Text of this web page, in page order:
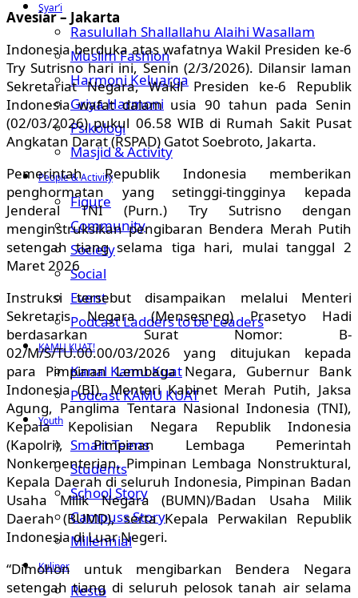
Syar’i
Rasulullah Shallallahu Alaihi Wasallam
Muslim Fashion
Harmoni Keluarga
Griya Harmoni
Psikologi
Masjid & Activity
People & Activity
Figure
Community
Society
Social
Event
Podcast Ladders to be Leaders
KAMU KUAT!
Kanal Kamu Kuat
Podcast KAMU KUAT
Youth
Smart Teens
Students
School Story
Campuss Story
Millennial
Kuliner
Resto
Avesiar – Jakarta
Indonesia berduka atas wafatnya Wakil Presiden ke-6
Try Sutrisno hari ini, Senin (2/3/2026). Dilansir laman
Sekretariat Negara, Wakil Presiden ke-6 Republik
Indonesia wafat dalam usia 90 tahun pada Senin
(02/03/2026) pukul 06.58 WIB di Rumah Sakit Pusat
Angkatan Darat (RSPAD) Gatot Soebroto, Jakarta.
Pemerintah Republik Indonesia memberikan
penghormatan yang setinggi-tingginya kepada
Jenderal TNI (Purn.) Try Sutrisno dengan
menginstruksikan pengibaran Bendera Merah Putih
setengah tiang selama tiga hari, mulai tanggal 2
Maret 2026
Instruksi tersebut disampaikan melalui Menteri
Sekretaris Negara (Mensesneg) Prasetyo Hadi
berdasarkan Surat Nomor: B-
02/M/S/TU.00.00/03/2026 yang ditujukan kepada
para Pimpinan Lembaga Negara, Gubernur Bank
Indonesia (BI), Menteri Kabinet Merah Putih, Jaksa
Agung, Panglima Tentara Nasional Indonesia (TNI),
Kepala Kepolisian Negara Republik Indonesia
(Kapolri), Pimpinan Lembaga Pemerintah
Nonkementerian, Pimpinan Lembaga Nonstruktural,
Kepala Daerah di seluruh Indonesia, Pimpinan Badan
Usaha Milik Negara (BUMN)/Badan Usaha Milik
Daerah (BUMD), serta Kepala Perwakilan Republik
Indonesia di Luar Negeri.
“Dimohon untuk mengibarkan Bendera Negara
setengah tiang di seluruh pelosok tanah air selama